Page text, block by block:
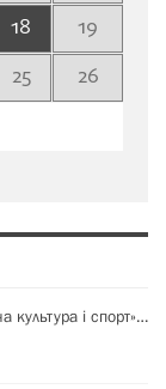
18
19
25
26
культура і спорт»…